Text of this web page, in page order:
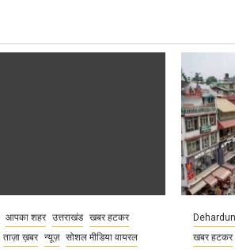
आपका शहर उत्तराखंड खबर हटकर
ताज़ा ख़बर न्यूज़ सोशल मीडिया वायरल
Dehardun
खबर हटकर